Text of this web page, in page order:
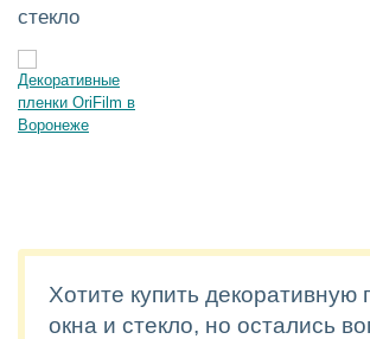
стекло
Хотите купить декоративную
окна и стекло, но остались